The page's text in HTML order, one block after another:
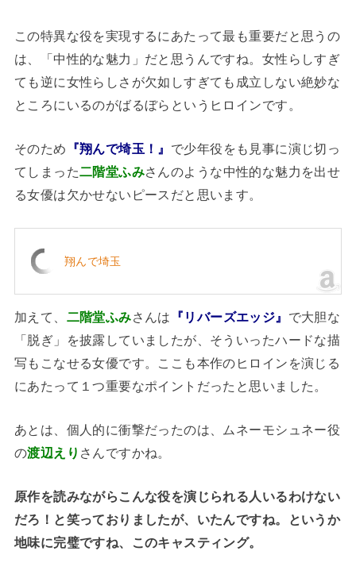
この特異な役を実現するにあたって最も重要だと思うの
は、「中性的な魅力」だと思うんですね。女性らしすぎ
ても逆に女性らしさが欠如しすぎても成立しない絶妙な
ところにいるのがばるぼらというヒロインです。
そのため 『翔んで埼玉！』 で少年役をも見事に演じ切っ
てしまった二階堂ふみさんのような中性的な魅力を出せ
る女優は欠かせないピースだと思います。
翔んで埼玉
加えて、 二階堂ふみさんは 『リバーズエッジ』 で大胆な
「脱ぎ」を披露していましたが、そういったハードな描
写もこなせる女優です。ここも本作のヒロインを演じる
にあたって１つ重要なポイントだったと思いました。
あとは、個人的に衝撃だったのは、ムネーモシュネー役
の渡辺えり さんですかね。
原作を読みながらこんな役を演じられる人いるわけない
だろ！と笑っておりましたが、いたんですね。というか
地味に完璧ですね、このキャスティング。